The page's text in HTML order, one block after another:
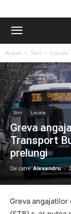
Acasa Stiri Locale
Stiri Locale
Greva
Transport
prelungi
De catre Alexandru -
Greva